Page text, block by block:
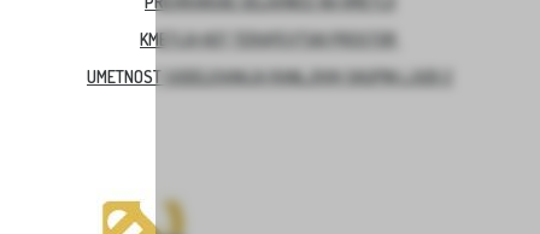
KMETIJA KOT TERAPEVTSKI PROSTOR
UMETNOST SODELOVANJA RANLJIVIH SKUPIN LJUDI 2